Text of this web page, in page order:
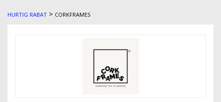
HURTIG RABAT > CORKFRAMES